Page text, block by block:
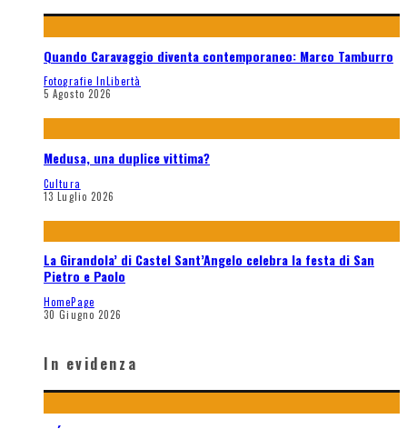
Quando Caravaggio diventa contemporaneo: Marco Tamburro
Fotografie InLibertà
5 Agosto 2026
Medusa, una duplice vittima?
Cultura
13 Luglio 2026
La Girandola’ di Castel Sant’Angelo celebra la festa di San
Pietro e Paolo
HomePage
30 Giugno 2026
In evidenza